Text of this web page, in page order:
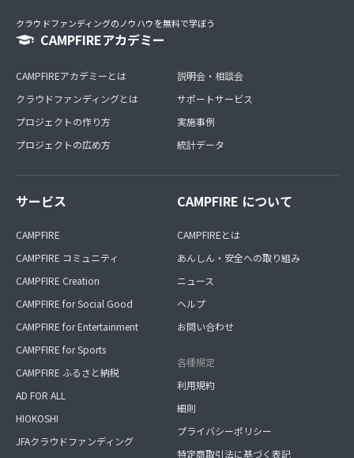
クラウドファンディングのノウハウを無料で学ぼう
CAMPFIREアカデミー
CAMPFIREアカデミーとは
クラウドファンディングとは
プロジェクトの作り方
プロジェクトの広め方
説明会・相談会
サポートサービス
実施事例
統計データ
サービス
CAMPFIRE
CAMPFIRE コミュニティ
CAMPFIRE Creation
CAMPFIRE for Social Good
CAMPFIRE for Entertainment
CAMPFIRE for Sports
CAMPFIRE ふるさと納税
AD FOR ALL
HIOKOSHI
JFAクラウドファンディング
CAMPFIRE について
CAMPFIREとは
あんしん・安全への取り組み
ニュース
ヘルプ
お問い合わせ
各種規定
利用規約
細則
プライバシーポリシー
特定商取引法に基づく表記